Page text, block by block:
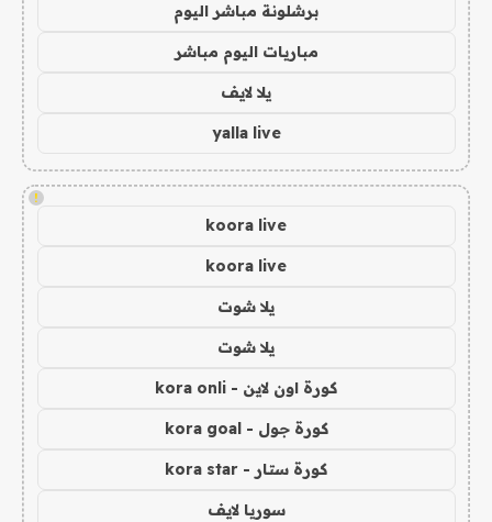
برشلونة مباشر اليوم
مباريات اليوم مباشر
يلا لايف
yalla live
!
koora live
koora live
يلا شوت
يلا شوت
كورة اون لاين - kora onli
كورة جول - kora goal
كورة ستار - kora star
سوريا لايف